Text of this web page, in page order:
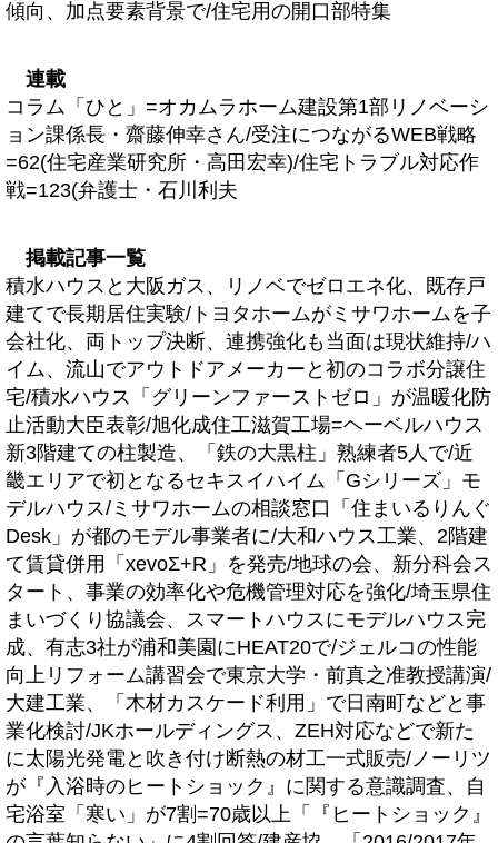
傾向、加点要素背景で/住宅用の開口部特集
連載
コラム「ひと」=オカムラホーム建設第1部リノベーシ
ョン課係長・齋藤伸幸さん/受注につながるWEB戦略
=62(住宅産業研究所・高田宏幸)/住宅トラブル対応作
戦=123(弁護士・石川利夫
掲載記事一覧
積水ハウスと大阪ガス、リノベでゼロエネ化、既存戸
建てで長期居住実験/トヨタホームがミサワホームを子
会社化、両トップ決断、連携強化も当面は現状維持/ハ
イム、流山でアウトドアメーカーと初のコラボ分譲住
宅/積水ハウス「グリーンファーストゼロ」が温暖化防
止活動大臣表彰/旭化成住工滋賀工場=ヘーベルハウス
新3階建ての柱製造、「鉄の大黒柱」熟練者5人で/近
畿エリアで初となるセキスイハイム「Gシリーズ」モ
デルハウス/ミサワホームの相談窓口「住まいるりんぐ
Desk」が都のモデル事業者に/大和ハウス工業、2階建
て賃貸併用「xevoΣ+R」を発売/地球の会、新分科会ス
タート、事業の効率化や危機管理対応を強化/埼玉県住
まいづくり協議会、スマートハウスにモデルハウス完
成、有志3社が浦和美園にHEAT20で/ジェルコの性能
向上リフォーム講習会で東京大学・前真之准教授講演/
大建工業、「木材カスケード利用」で日南町などと事
業化検討/JKホールディングス、ZEH対応などで新た
に太陽光発電と吹き付け断熱の材工一式販売/ノーリツ
が『入浴時のヒートショック』に関する意識調査、自
宅浴室「寒い」が7割=70歳以上「『ヒートショック』